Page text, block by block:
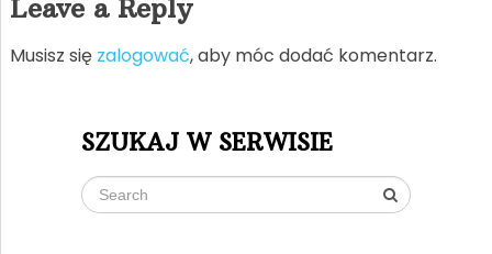
Leave a Reply
Musisz się zalogować, aby móc dodać komentarz.
SZUKAJ W SERWISIE